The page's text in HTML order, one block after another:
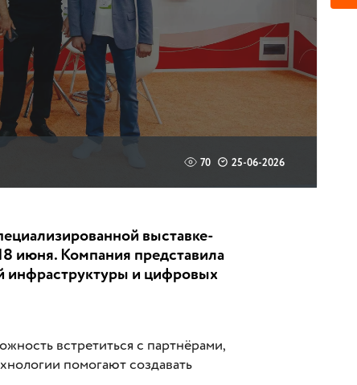
70 25-06-2026
выставке-
июня. Компания представила
инфраструктуры и цифровых
встретиться с партнёрами,
помогают создавать